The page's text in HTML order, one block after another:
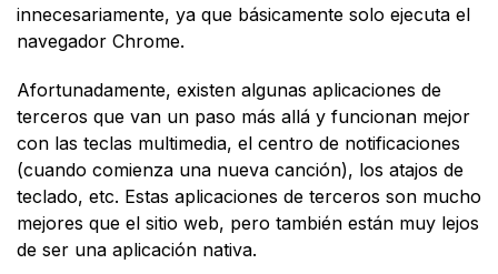
innecesariamente, ya que básicamente solo ejecuta el
navegador Chrome.
Afortunadamente, existen algunas aplicaciones de
terceros que van un paso más allá y funcionan mejor
con las teclas multimedia, el centro de notificaciones
(cuando comienza una nueva canción), los atajos de
teclado, etc. Estas aplicaciones de terceros son mucho
mejores que el sitio web, pero también están muy lejos
de ser una aplicación nativa.